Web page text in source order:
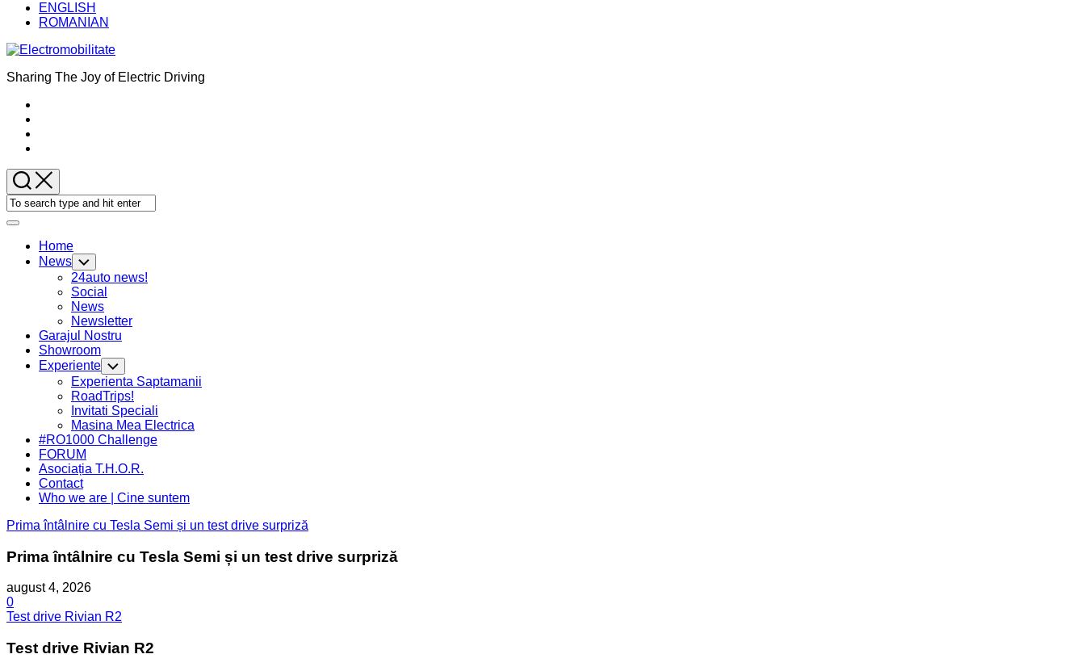
ENGLISH
ROMANIAN
Sharing The Joy of Electric Driving
Expand
Home
News Toggle
Child
Menu
24auto news!
Social
News
Newsletter
Garajul Nostru
Showroom
Current
Page:
Experiente Toggle
Child
Menu
Experienta Saptamanii
RoadTrips!
Invitati Speciali
Masina Mea Electrica
#RO1000 Challenge
FORUM
Asociația T.H.O.R.
Contact
Who we are | Cine suntem
Prima întâlnire cu Tesla Semi și un test drive surpriză
Prima întâlnire cu Tesla Semi și un test drive surpriză
august 4, 2026
0
Test drive Rivian R2
Test drive Rivian R2